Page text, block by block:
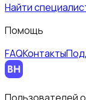
Найти
Помощь
FAQКонтакты